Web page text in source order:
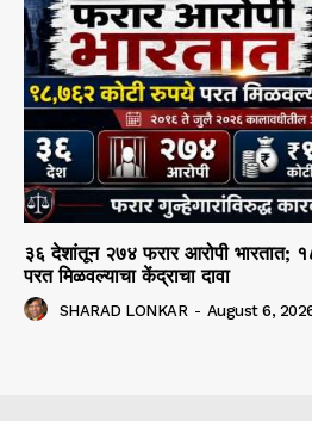
३६ देशांतून २७४ फरार आरोपी भारतात;
परत मिळवल्याचा केंद्राचा दावा
SHARAD LONKAR - August 6,